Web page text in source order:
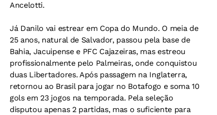
Ancelotti.
Já Danilo vai estrear em Copa do Mundo. O meia de
25 anos, natural de Salvador, passou pela base de
Bahia, Jacuipense e PFC Cajazeiras, mas estreou
profissionalmente pelo Palmeiras, onde conquistou
duas Libertadores. Após passagem na Inglaterra,
retornou ao Brasil para jogar no Botafogo e soma 10
gols em 23 jogos na temporada. Pela seleção
disputou apenas 2 partidas, mas o suficiente para